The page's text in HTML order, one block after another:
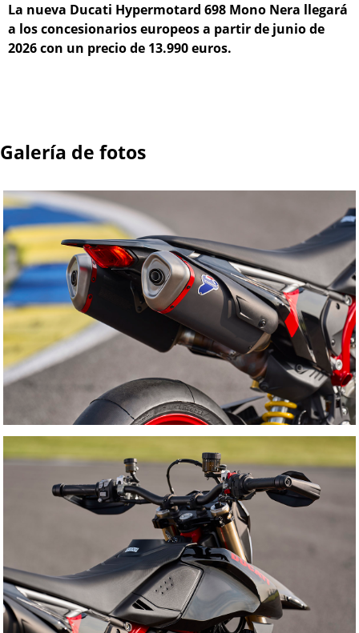
La nueva Ducati Hypermotard 698 Mono Nera llegará
a los concesionarios europeos a partir de junio de
2026 con un precio de 13.990 euros.
Galería de fotos